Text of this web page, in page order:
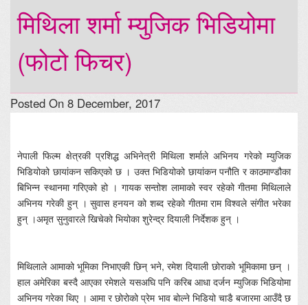
मिथिला शर्मा म्युजिक भिडियोमा
(फोटो फिचर)
Posted On 8 December, 2017
नेपाली फिल्म क्षेत्रकी प्रशिद्ध अभिनेत्री मिथिला शर्माले अभिनय गरेको म्युजिक
भिडियोको छायांकन सकिएको छ । उक्त भिडियोको छायांकन पनौति र काठमाण्डौका
बिभिन्न स्थानमा गरिएको हो । गायक सन्तोश लामाको स्वर रहेको गीतमा मिथिलाले
अभिनय गरेकी हुन् । सुवास हनयन को शब्द रहेको गीतमा राम विश्वले संगीत भरेका
हुन् ।अमृत सुनुवारले खिचेको भियोका शुरेन्द्र दियाली निर्देशक हुन् ।
मिथिलाले आमाको भूमिका निभाएकी छिन् भने, रमेश दियाली छोराको भूमिकामा छन् ।
हाल अमेरिका बस्दै आएका रमेशले यसअघि पनि करिब आधा दर्जन म्युजिक भिडियोमा
अभिनय गरेका थिए । आमा र छोरोको प्रेम भाव बोल्ने भिडियो चाडै बजारमा आउँदै छ